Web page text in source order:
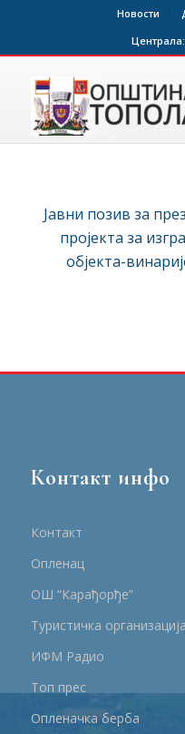
Новости
Централа:
Јавни позив за
пројекта за
објекта-
Контакт инфо
Контакт
Опленац
ОШ “Карађорђе”
Туристичка
ИФМ Радио
Топ прес
Опленачка берба